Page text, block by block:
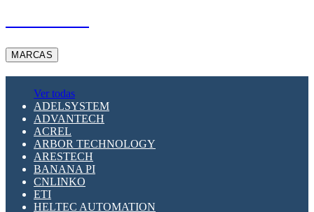
MARCAS
Ver todas
ADELSYSTEM
ADVANTECH
ACREL
ARBOR TECHNOLOGY
ARESTECH
BANANA PI
CNLINKO
ETI
HELTEC AUTOMATION